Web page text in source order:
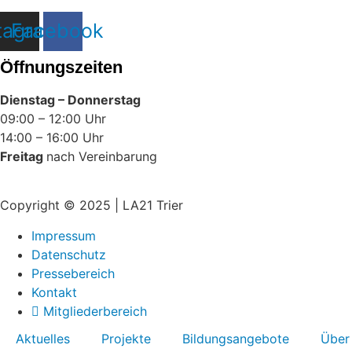
Facebook
Öffnungszeiten
Dienstag – Donnerstag
09:00 – 12:00 Uhr
14:00 – 16:00 Uhr
Freitag nach Vereinbarung
Copyright © 2025 | LA21 Trier
Impressum
Datenschutz
Pressebereich
Kontakt
Mitgliederbereich
Aktuelles
Projekte Bildungsangebote